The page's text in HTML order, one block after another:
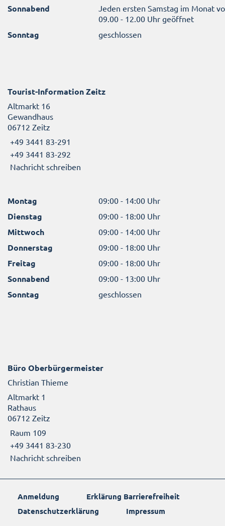
Sonnabend
Jeden ersten Samstag im Monat
09.00 - 12.00 Uhr geöffnet
Sonntag geschlossen
Tourist-Information Zeitz
Altmarkt 16
Gewandhaus
06712 Zeitz
+49 3441 83-291
+49 3441 83-292
Nachricht schreiben
Montag 09:00 - 14:00 Uhr
Dienstag 09:00 - 18:00 Uhr
Mittwoch 09:00 - 14:00 Uhr
Donnerstag 09:00 - 18:00 Uhr
Freitag 09:00 - 18:00 Uhr
Sonnabend 09:00 - 13:00 Uhr
Sonntag geschlossen
Büro Oberbürgermeister
Christian Thieme
Altmarkt 1
Rathaus
06712 Zeitz
Raum 109
+49 3441 83-230
Nachricht schreiben
Anmeldung
Erklärung Barrierefreiheit
Datenschutzerklärung
Impressum